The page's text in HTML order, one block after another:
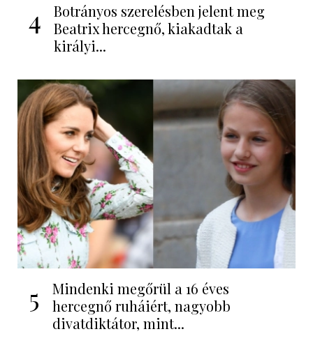
4
Botrányos szerelésben jelent meg
Beatrix hercegnő, kiakadtak a
királyi...
5
Mindenki megőrül a 16 éves
hercegnő ruháiért, nagyobb
divatdiktátor, mint...